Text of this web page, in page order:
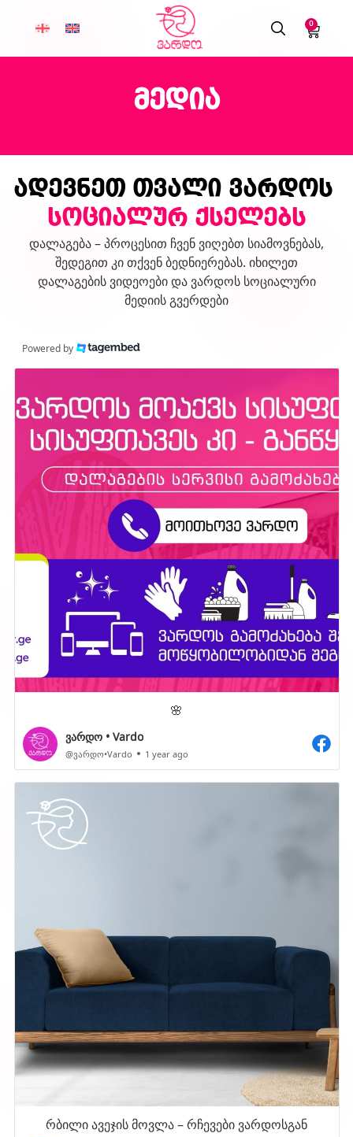
0
მედია
ადევნეთ თვალი ვარდოს
სოციალურ ქსელებს
დალაგება – პროცესით ჩვენ ვიღებთ სიამოვნებას,
შედეგით კი თქვენ ბედნიერებას. იხილეთ
დალაგების ვიდეოები და ვარდოს სოციალური
მედიის გვერდები
Powered by
🌸
ვარდო • Vardo
@ვარდო•Vardo 1 year ago
რბილი ავეჯის მოვლა – რჩევები ვარდოსგან